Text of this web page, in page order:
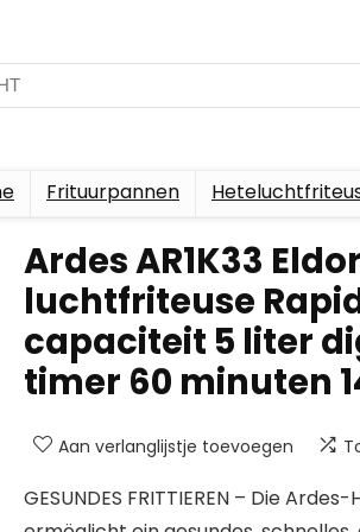
Frituurpannen
Ardes AR1K33
luchtfriteuse
capaciteit 5 liter
timer 60 minuten
Aan verlanglijstje toevoegen
GESUNDES FRITTIEREN – Die